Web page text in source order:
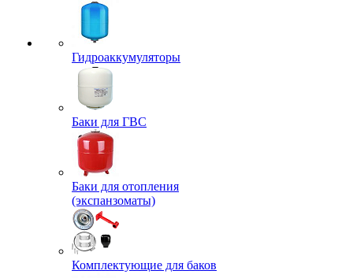
Гидроаккумуляторы
Баки для ГВС
Баки для отопления
(экспанзоматы)
Комплектующие для баков